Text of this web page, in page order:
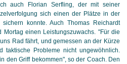
auch Florian Serfling, der mit seiner
sich einen der Plätze in der
sichern konnte. Auch Thomas Reichardt
Mortag einen Leistungszuwachs. "Für die
Rad fährt, und gemessen an der Kürze
taktische Probleme nicht ungewöhnlich.
den Griff bekommen", so der Coach. Den